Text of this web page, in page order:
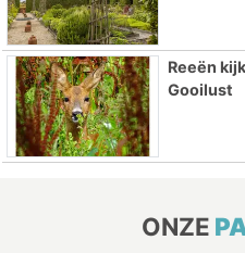
Reeën
Gooilust
ONZE